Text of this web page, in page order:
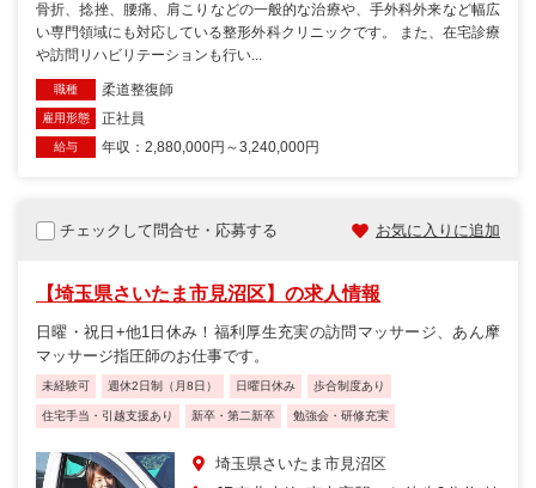
骨折、捻挫、腰痛、肩こりなどの一般的な治療や、手外科外来など幅広
い専門領域にも対応している整形外科クリニックです。 また、在宅診療
や訪問リハビリテーションも行い...
職種 柔道整復師
雇用形態 正社員
給与 年収：2,880,000円～3,240,000円
チェックして問合せ・応募する お気に入りに追加
【埼玉県さいたま市見沼区】の求人情報
日曜・祝日+他1日休み！福利厚生充実の訪問マッサージ、あん摩
マッサージ指圧師のお仕事です。
未経験可 週休2日制（月8日） 日曜日休み 歩合制度あり
住宅手当・引越支援あり 新卒・第二新卒 勉強会・研修充実
埼玉県さいたま市見沼区